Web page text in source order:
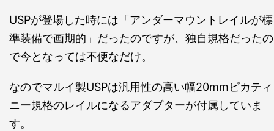
USPが登場した時には「アンダーマウントレイルが標
準装備で画期的」だったのですが、独自規格だったの
で今となっては不便なだけ。
なのでマルイ製USPは汎用性の高い幅20mmピカティ
ニー規格のレイルになるアダプターが付属していま
す。